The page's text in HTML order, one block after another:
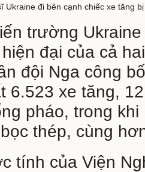
Ukraine đi bên cạnh chiếc xe tăng
trường
đại của cả
đội Nga công
6.523 xe tăng,
pháo, trong
thép, cùng
tính của Viện